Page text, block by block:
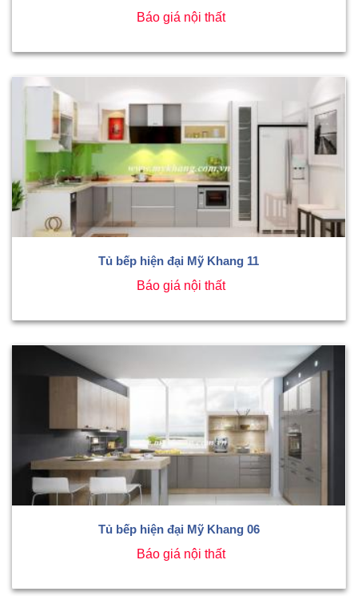
Báo giá nội thất
Tủ bếp hiện đại Mỹ Khang 11
Báo giá nội thất
Tủ bếp hiện đại Mỹ Khang 06
Báo giá nội thất